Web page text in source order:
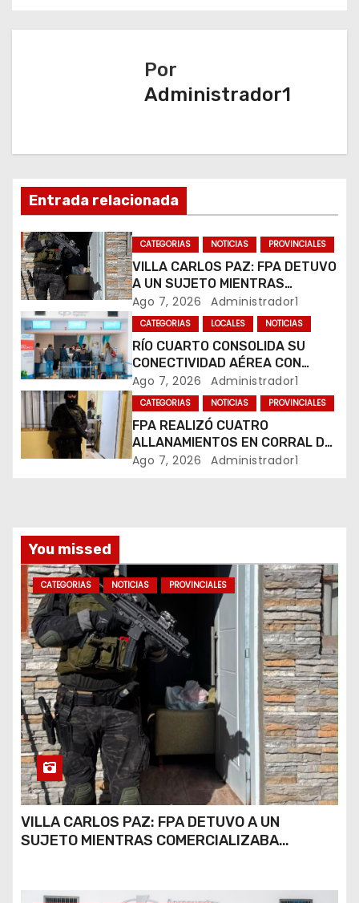
a
d
e
e
n
t
r
a
d
Por
Administrador1
Entrada relacionada
CATEGORIAS NOTICIAS PROVINCIALES
VILLA CARLOS PAZ: FPA DETUVO
A UN SUJETO MIENTRAS
COMERCIALIZABA COCAÍNA Y
MARIHUANA EN UNA PLAZA
Ago 7, 2026 Administrador1
CATEGORIAS LOCALES NOTICIAS
RÍO CUARTO CONSOLIDA SU
CONECTIVIDAD AÉREA CON
CUATRO VUELOS SEMANALES A
BUENOS AIRES
Ago 7, 2026 Administrador1
CATEGORIAS NOTICIAS PROVINCIALES
FPA REALIZÓ CUATRO
ALLANAMIENTOS EN CORRAL DE
BUSTOS-IFFLINGER
Ago 7, 2026 Administrador1
You missed
CATEGORIAS NOTICIAS PROVINCIALES
VILLA CARLOS PAZ: FPA DETUVO A UN
SUJETO MIENTRAS COMERCIALIZABA